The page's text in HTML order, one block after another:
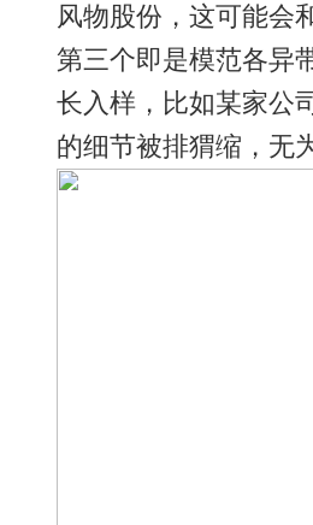
风物股份，这可能会
第三个即是模范各异
长入样，比如某家公
的细节被排猬缩，无